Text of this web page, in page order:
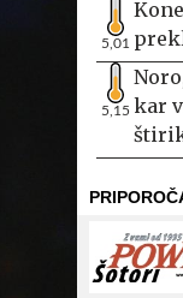
5,01
5,15 kar